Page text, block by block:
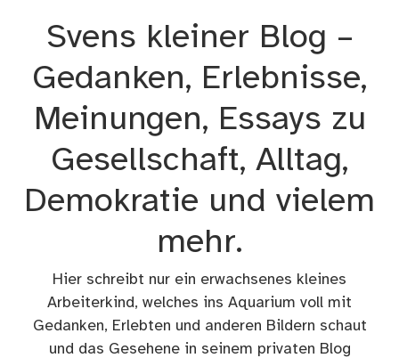
Svens kleiner Blog –
Gedanken, Erlebnisse,
Meinungen, Essays zu
Gesellschaft, Alltag,
Demokratie und vielem
mehr.
Hier schreibt nur ein erwachsenes kleines
Arbeiterkind, welches ins Aquarium voll mit
Gedanken, Erlebten und anderen Bildern schaut
und das Gesehene in seinem privaten Blog